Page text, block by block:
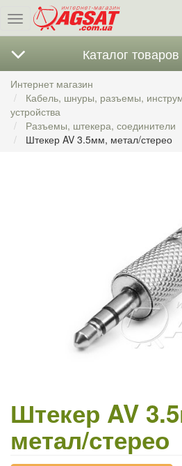
Меню
Каталог товаров
Интернет магазин
Кабель, шнуры, разъемы,
устройства
Разъемы, штекера, соединители
Штекер AV 3.5мм, метал/стерео
Штекер AV
метал/стерео